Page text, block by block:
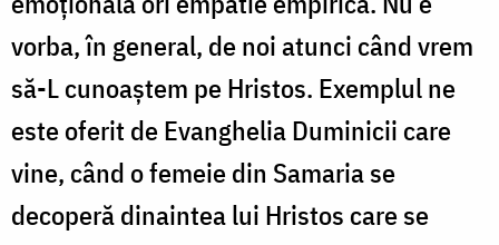
vorba, în general, de noi atunci când vrem
să-L cunoaștem pe Hristos. Exemplul ne
este oferit de Evanghelia Duminicii care
vine, când o femeie din Samaria se
decoperă dinaintea lui Hristos care se